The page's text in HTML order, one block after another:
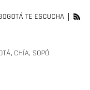
TE ESCUCHA
CHÍA, SOPÓ